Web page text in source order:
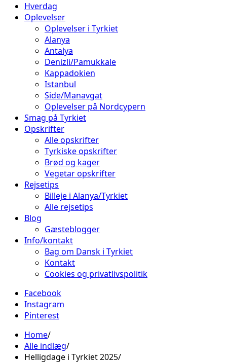
Hverdag
Oplevelser
Oplevelser i Tyrkiet
Alanya
Antalya
Denizli/Pamukkale
Kappadokien
Istanbul
Side/Manavgat
Oplevelser på Nordcypern
Smag på Tyrkiet
Opskrifter
Alle opskrifter
Tyrkiske opskrifter
Brød og kager
Vegetar opskrifter
Rejsetips
Billeje i Alanya/Tyrkiet
Alle rejsetips
Blog
Gæsteblogger
Info/kontakt
Bag om Dansk i Tyrkiet
Kontakt
Cookies og privatlivspolitik
Facebook
Instagram
Pinterest
Home
Alle indlæg
Helligdage i Tyrkiet 2025